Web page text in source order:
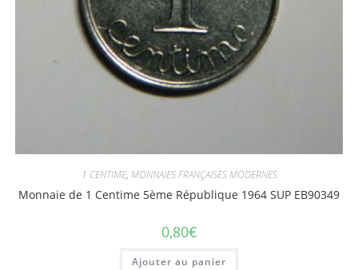
1 CENTIME, MONNAIES FRANÇAISES MODERNES
Monnaie de 1 Centime 5ème République 1964 SUP EB90349
0,80€
Ajouter au panier